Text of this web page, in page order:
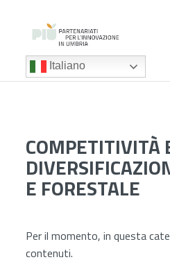
Italiano
COMPETITIVITÀ
E FORESTALE
Per il momento, in questa
contenuti.